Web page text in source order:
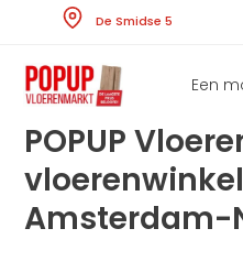
content
De Smidse 5
Een
POPUP
Amsterdam-